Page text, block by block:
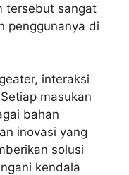
tersebut sangat
penggunanya di
interaksi
masukan
bahan
inovasi yang
solusi
kendala